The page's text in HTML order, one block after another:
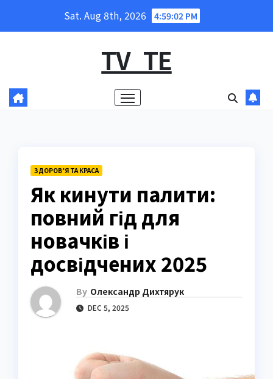
Sat. Aug 8th, 2026 4:59:03 PM
TV_TE
ЗДОРОВ’Я ТА КРАСА
Як кинути палити:
повний гід для
новачків і
досвідчених 2025
By Олександр Дихтярук
DEC 5, 2025